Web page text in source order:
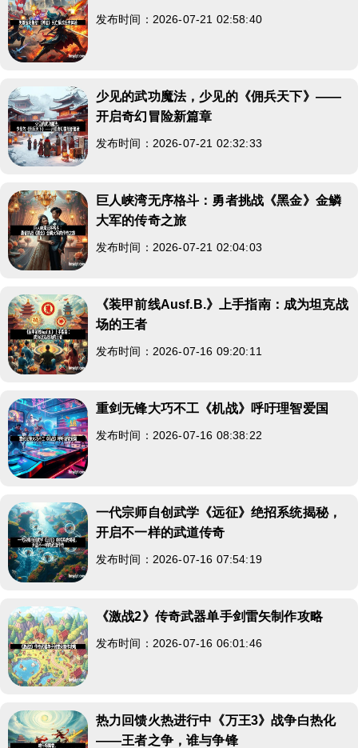
发布时间：2026-07-21 02:58:40
少见的武功魔法，少见的《佣兵天下》——
开启奇幻冒险新篇章
发布时间：2026-07-21 02:32:33
巨人峡湾无序格斗：勇者挑战《黑金》金鳞
大军的传奇之旅
发布时间：2026-07-21 02:04:03
《装甲前线Ausf.B.》上手指南：成为坦克战
场的王者
发布时间：2026-07-16 09:20:11
重剑无锋大巧不工《机战》呼吁理智爱国
发布时间：2026-07-16 08:38:22
一代宗师自创武学《远征》绝招系统揭秘，
开启不一样的武道传奇
发布时间：2026-07-16 07:54:19
《激战2》传奇武器单手剑雷矢制作攻略
发布时间：2026-07-16 06:01:46
热力回馈火热进行中《万王3》战争白热化
——王者之争，谁与争锋